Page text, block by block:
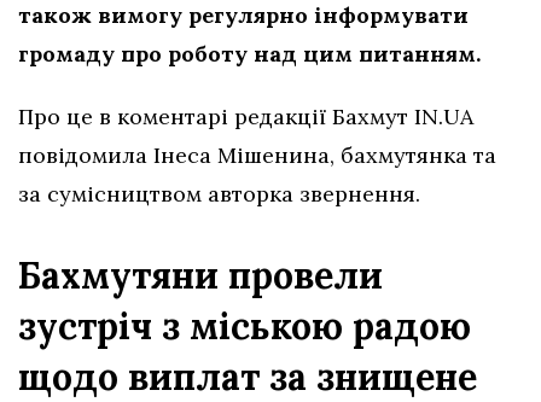
також вимогу регулярно інформувати
громаду про роботу над цим питанням.
Про це в коментарі редакції Бахмут IN.UA
повідомила Інеса Мішенина, бахмутянка та
за сумісництвом авторка звернення.
Бахмутяни провели
зустріч з міською радою
щодо виплат за знищене